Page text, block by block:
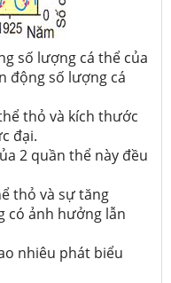
số lượng cá thể của
động số lượng cá
thỏ và kích thước
đại.
2 quần thể này đều
thỏ và sự tăng
có ảnh hưởng lẫn
nhiêu phát biểu